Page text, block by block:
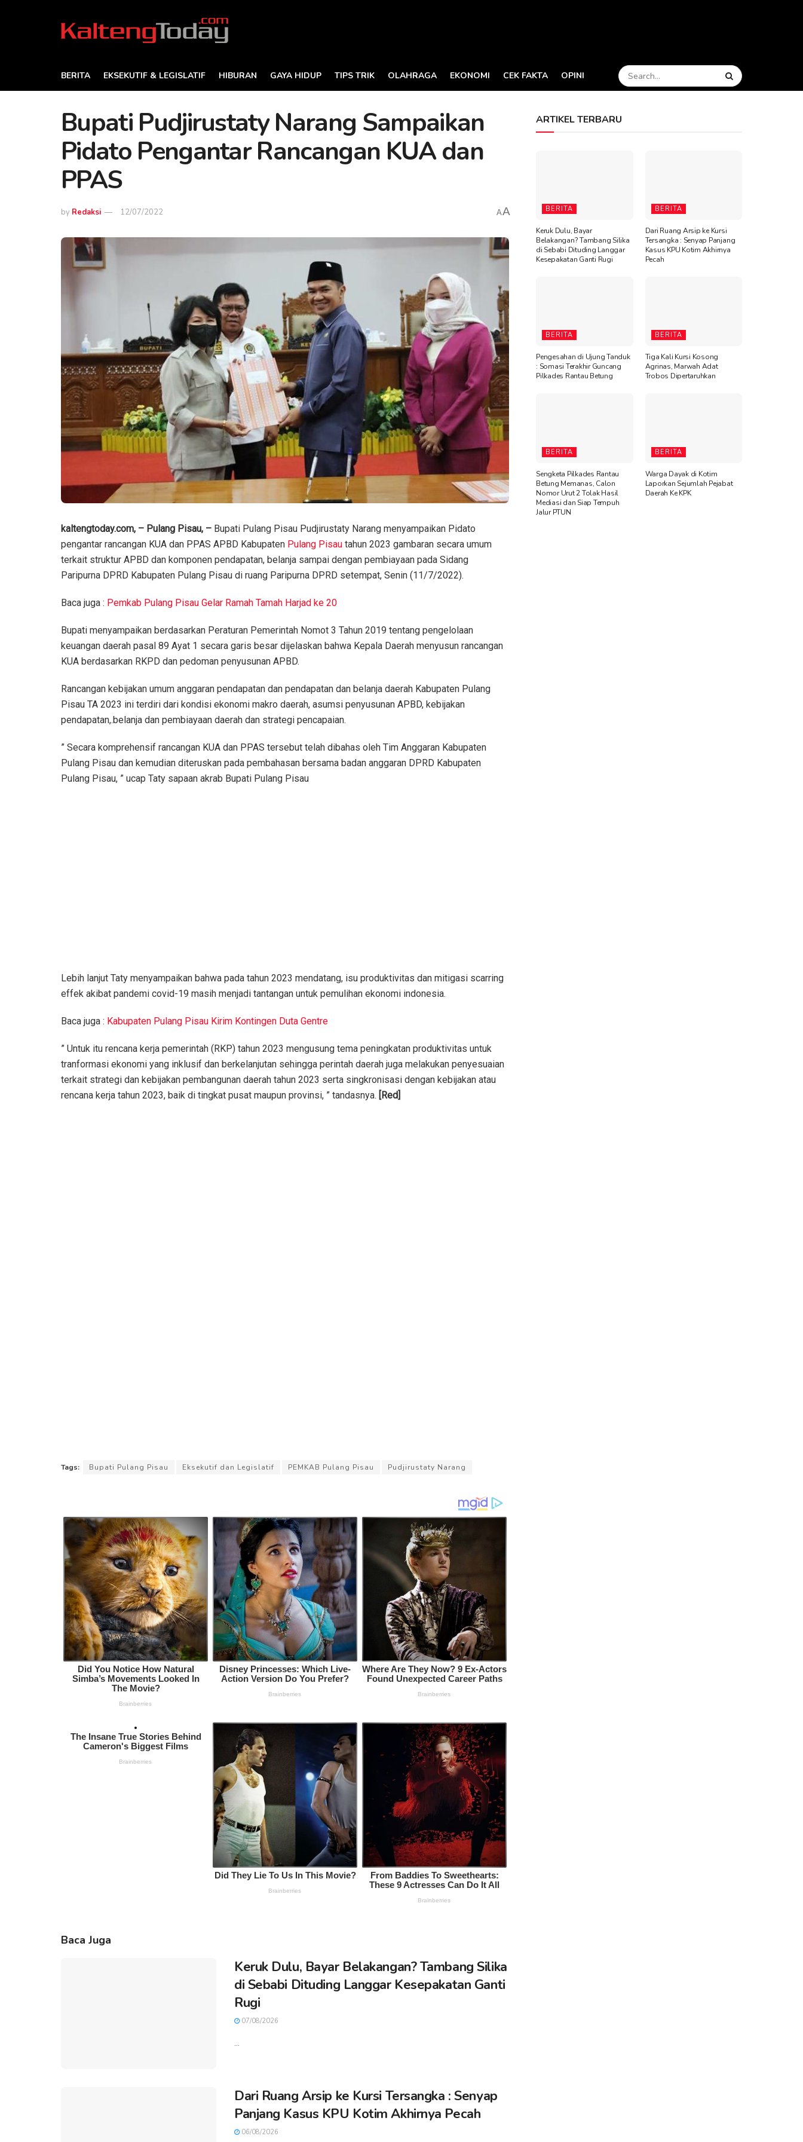
BERITA EKSEKUTIF & LEGISLATIF HIBURAN GAYA HIDUP TIPS TRIK OLAHRAGA EKONOMI CEK FAKTA OPINI
Bupati Pudjirustaty Narang Sampaikan
Pidato Pengantar Rancangan KUA dan
PPAS
by Redaksi 12/07/2022 AA
kaltengtoday.com, – Pulang Pisau, – Bupati Pulang Pisau Pudjirustaty Narang menyampaikan Pidato
pengantar rancangan KUA dan PPAS APBD Kabupaten Pulang Pisau tahun 2023 gambaran secara umum
terkait struktur APBD dan komponen pendapatan, belanja sampai dengan pembiayaan pada Sidang
Paripurna DPRD Kabupaten Pulang Pisau di ruang Paripurna DPRD setempat, Senin (11/7/2022).
Baca juga : Pemkab Pulang Pisau Gelar Ramah Tamah Harjad ke 20
Bupati menyampaikan berdasarkan Peraturan Pemerintah Nomot 3 Tahun 2019 tentang pengelolaan
keuangan daerah pasal 89 Ayat 1 secara garis besar dijelaskan bahwa Kepala Daerah menyusun rancangan
KUA berdasarkan RKPD dan pedoman penyusunan APBD.
Rancangan kebijakan umum anggaran pendapatan dan pendapatan dan belanja daerah Kabupaten Pulang
Pisau TA 2023 ini terdiri dari kondisi ekonomi makro daerah, asumsi penyusunan APBD, kebijakan
pendapatan,.belanja dan pembiayaan daerah dan strategi pencapaian.
” Secara komprehensif rancangan KUA dan PPAS tersebut telah dibahas oleh Tim Anggaran Kabupaten
Pulang Pisau dan kemudian diteruskan pada pembahasan bersama badan anggaran DPRD Kabupaten
Pulang Pisau, ” ucap Taty sapaan akrab Bupati Pulang Pisau
Lebih lanjut Taty menyampaikan bahwa pada tahun 2023 mendatang, isu produktivitas dan mitigasi scarring
effek akibat pandemi covid-19 masih menjadi tantangan untuk pemulihan ekonomi indonesia.
Baca juga : Kabupaten Pulang Pisau Kirim Kontingen Duta Gentre
” Untuk itu rencana kerja pemerintah (RKP) tahun 2023 mengusung tema peningkatan produktivitas untuk
tranformasi ekonomi yang inklusif dan berkelanjutan sehingga perintah daerah juga melakukan penyesuaian
terkait strategi dan kebijakan pembangunan daerah tahun 2023 serta singkronisasi dengan kebijakan atau
rencana kerja tahun 2023, baik di tingkat pusat maupun provinsi, ” tandasnya. [Red]
Tags: Bupati Pulang Pisau Eksekutif dan Legislatif PEMKAB Pulang Pisau Pudjirustaty Narang
Baca Juga
Keruk Dulu, Bayar Belakangan? Tambang Silika
di Sebabi Dituding Langgar Kesepakatan Ganti
Rugi
07/08/2026
Dari Ruang Arsip ke Kursi Tersangka : Senyap
Panjang Kasus KPU Kotim Akhirnya Pecah
06/08/2026
ARTIKEL TERBARU
BERITA
Keruk Dulu, Bayar
Belakangan? Tambang Silika
di Sebabi Dituding Langgar
Kesepakatan Ganti Rugi
BERITA
Dari Ruang Arsip ke Kursi
Tersangka : Senyap Panjang
Kasus KPU Kotim Akhirnya
Pecah
BERITA
Pengesahan di Ujung Tanduk
: Somasi Terakhir Guncang
Pilkades Rantau Betung
BERITA
Tiga Kali Kursi Kosong
Agrinas, Marwah Adat
Trobos Dipertaruhkan
BERITA
Sengketa Pilkades Rantau
Betung Memanas, Calon
Nomor Urut 2 Tolak Hasil
Mediasi dan Siap Tempuh
Jalur PTUN
BERITA
Warga Dayak di Kotim
Laporkan Sejumlah Pejabat
Daerah Ke KPK